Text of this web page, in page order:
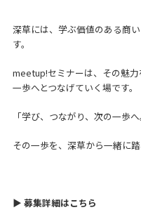
深草には、学ぶ価値のある商
す。
meetup!セミナーは、その魅
一歩へとつなげていく場です。
「学び、つながり、次の一歩へ
その一歩を、深草から一緒に
▶︎ 募集詳細はこちら